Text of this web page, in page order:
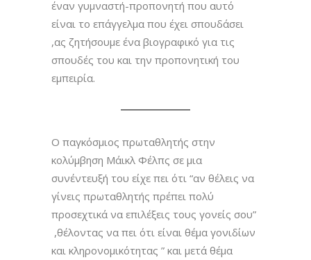
έναν γυμναστή-προπονητή που αυτό
είναι το επάγγελμα που έχει σπουδάσει
,ας ζητήσουμε ένα βιογραφικό για τις
σπουδές του και την προπονητική του
εμπειρία.
Ο παγκόσμιος πρωταθλητής στην
κολύμβηση Μάικλ Φέλπς σε μια
συνέντευξή του είχε πει ότι “αν θέλεις να
γίνεις πρωταθλητής πρέπει πολύ
προσεχτικά να επιλέξεις τους γονείς σου”
,θέλοντας να πει ότι είναι θέμα γονιδίων
και κληρονομικότητας ” και μετά θέμα